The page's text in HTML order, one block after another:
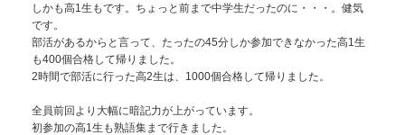
しかも高1生もです。ちょっと前まで中学生だったのに・・・。健気
です。
部活があるからと言って、たったの45分しか参加できなかった高1生
も400個合格して帰りました。
2時間で部活に行った高2生は、1000個合格して帰りました。
全員前回より大幅に暗記力が上がっています。
初参加の高1生も熟語集まで行きました。